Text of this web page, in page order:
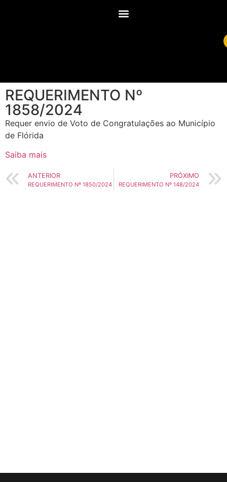
REQUERIMENTO Nº
1858/2024
Requer envio de Voto de Congratulações ao Município
de Flórida
Saiba mais
ANTERIOR
REQUERIMENTO Nº 1850/2024
PRÓXIMO
REQUERIMENTO Nº 148/2024